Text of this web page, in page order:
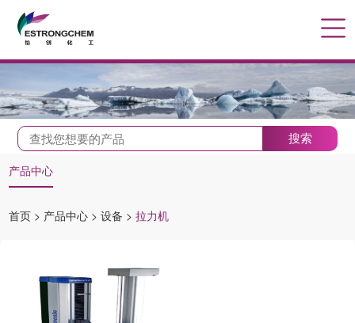
搜索
产品中心
首页 > 产品中心 > 设备 > 拉力机